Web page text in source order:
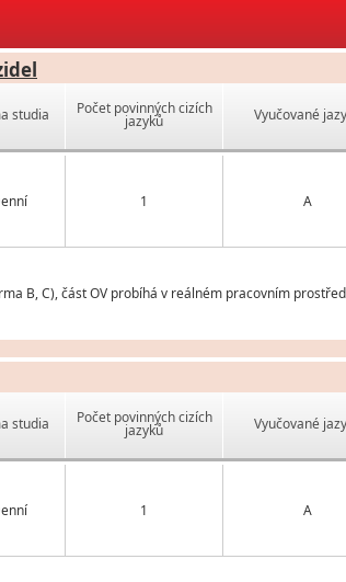
studia Počet povinných cizích
jazyků Vyučované
1 A
B, C), část OV probíhá v reálném pracovním
studia Počet povinných cizích
jazyků Vyučované
1 A